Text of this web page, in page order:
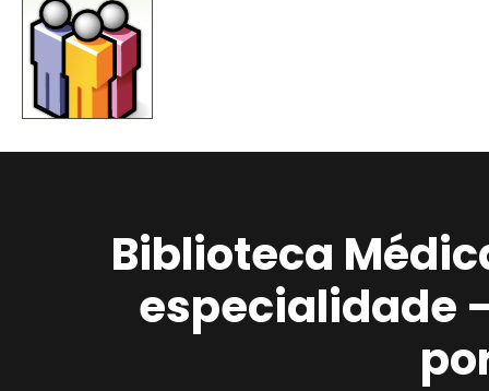
Biblioteca
especialidade